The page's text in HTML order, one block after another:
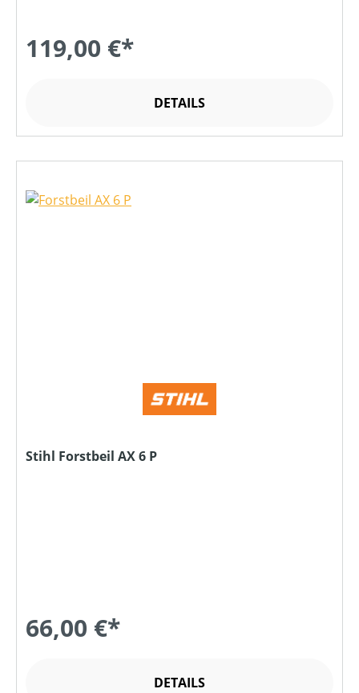
119,00 €*
DETAILS
Stihl Forstbeil AX 6 P
66,00 €*
DETAILS